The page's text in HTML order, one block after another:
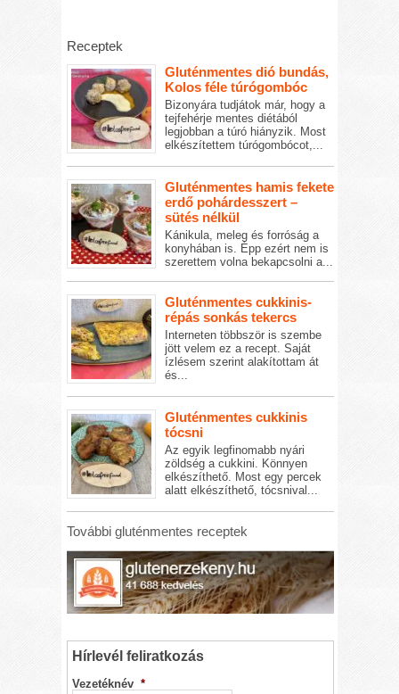
Receptek
Gluténmentes dió bundás,
Kolos féle túrógombóc
Bizonyára tudjátok már, hogy a
tejfehérje mentes diétából
legjobban a túró hiányzik. Most
elkészítettem túrógombócot,...
Gluténmentes hamis fekete
erdő pohárdesszert –
sütés nélkül
Kánikula, meleg és forróság a
konyhában is. Épp ezért nem is
szerettem volna bekapcsolni a...
Gluténmentes cukkinis-
répás sonkás tekercs
Interneten többször is szembe
jött velem ez a recept. Saját
ízlésem szerint alakítottam át
és...
Gluténmentes cukkinis
tócsni
Az egyik legfinomabb nyári
zöldség a cukkini. Könnyen
elkészíthető. Most egy percek
alatt elkészíthető, tócsnival...
További gluténmentes receptek
Hírlevél feliratkozás
Vezetéknév *